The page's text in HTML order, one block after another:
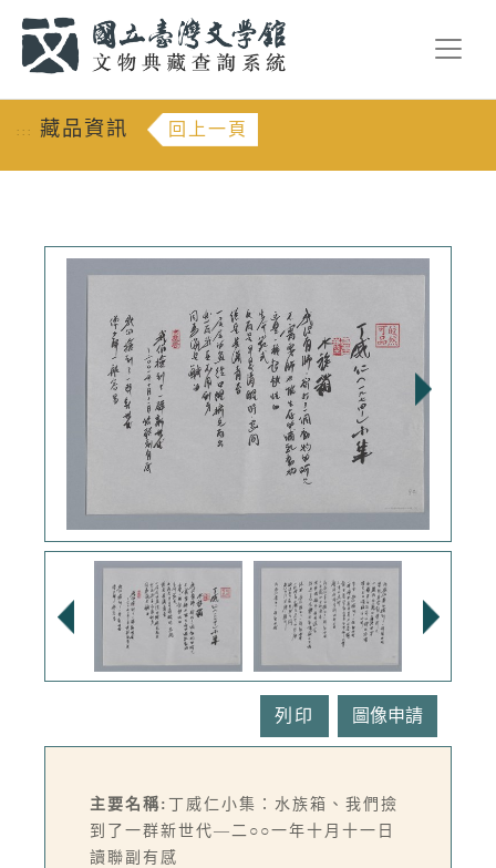
::: 藏品資訊 回上一頁
列印
主要名稱: 丁威仁小集：水族箱、我們撿
到了一群新世代—二○○一年十月十一日
讀聯副有感